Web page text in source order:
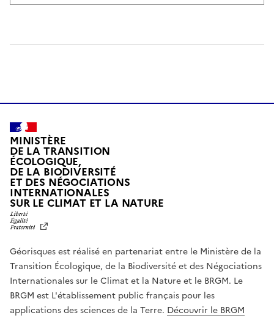
MINISTÈRE
DE LA TRANSITION
ÉCOLOGIQUE,
DE LA BIODIVERSITÉ
ET DES NÉGOCIATIONS
INTERNATIONALES
SUR LE CLIMAT ET LA NATUREL
T
É
,
É
G
A
L
Géorisques est réalisé en partenariat entre le Ministère de la
Transition Écologique, de la Biodiversité et des Négociations
Internationales sur le Climat et la Nature et le BRGM. Le
BRGM est L'établissement public français pour les
applications des sciences de la Terre. Découvrir le BRGM